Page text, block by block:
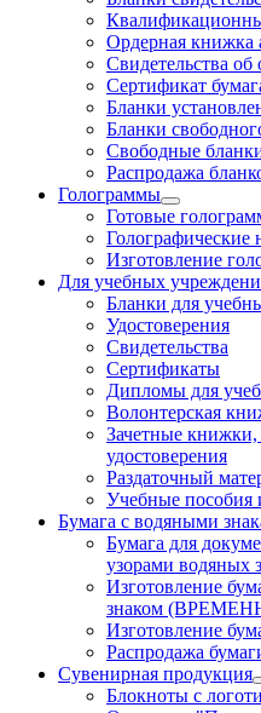
Ордерная книжка
Свидетельства об
Сертификат
Бланки
Бланки
Свободные
Распродажа
Голограммы
Готовые
Изготовление
Для учебных
Бланки для
Удостоверения
Свидетельства
Сертификаты
Дипломы для
Волонтерская
Зачетные книжки,
удостоверения
Раздаточный
Учебные пособия
Бумага с водяными
Бумага для
узорами водяных
Изготовление
знаком
Изготовление
Распродажа
Сувенирная продукция
Блокноты с